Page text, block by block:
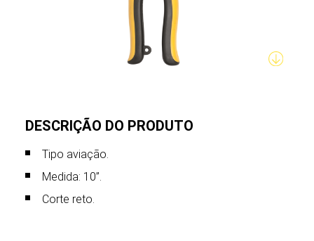
DESCRIÇÃO DO PRODUTO
Tipo aviação.
Medida: 10”.
Corte reto.